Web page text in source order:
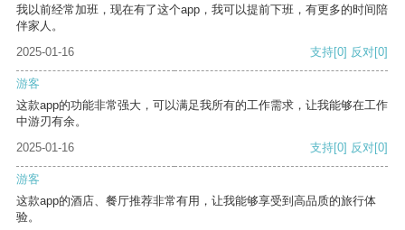
我以前经常加班，现在有了这个app，我可以提前下班，有更多的时间陪
伴家人。
2025-01-16
支持[0] 反对[0]
游客
这款app的功能非常强大，可以满足我所有的工作需求，让我能够在工作
中游刃有余。
2025-01-16
支持[0] 反对[0]
游客
这款app的酒店、餐厅推荐非常有用，让我能够享受到高品质的旅行体
验。